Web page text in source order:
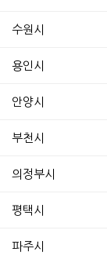
수원시
용인시
안양시
부천시
의정부시
평택시
파주시